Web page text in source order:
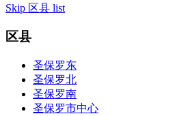
Skip 区县 list
区县
圣保罗东
圣保罗北
圣保罗南
圣保罗市中心